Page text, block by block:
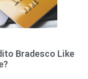
Bradesco Like